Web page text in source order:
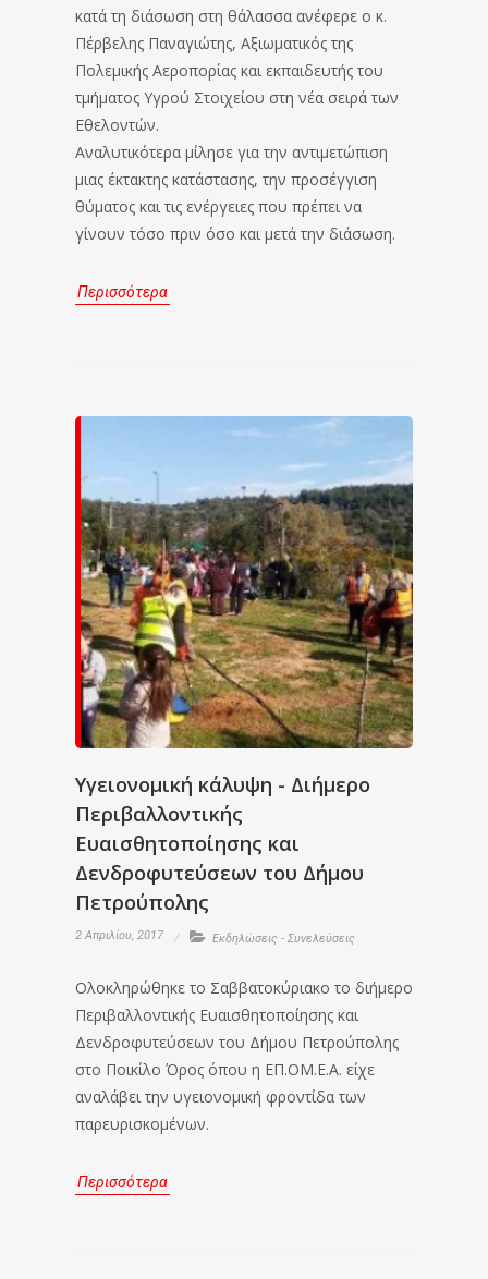
κατά τη διάσωση στη θάλασσα ανέφερε ο κ.
Πέρβελης Παναγιώτης, Αξιωματικός της
Πολεμικής Αεροπορίας και εκπαιδευτής του
τμήματος Υγρού Στοιχείου στη νέα σειρά των
Eθελοντών.
Αναλυτικότερα μίλησε για την αντιμετώπιση
μιας έκτακτης κατάστασης, την προσέγγιση
θύματος και τις ενέργειες που πρέπει να
γίνουν τόσο πριν όσο και μετά την διάσωση.
Περισσότερα
Υγειονομική κάλυψη - Διήμερο
Περιβαλλοντικής
Ευαισθητοποίησης και
Δενδροφυτεύσεων του Δήμου
Πετρούπολης
2 Απριλίου, 2017 Εκδηλώσεις - Συνελεύσεις
Ολοκληρώθηκε το Σαββατοκύριακο το διήμερο
Περιβαλλοντικής Ευαισθητοποίησης και
Δενδροφυτεύσεων του Δήμου Πετρούπολης
στο Ποικίλο Όρος όπου η ΕΠ.ΟΜ.Ε.Α. είχε
αναλάβει την υγειονομική φροντίδα των
παρευρισκομένων.
Περισσότερα